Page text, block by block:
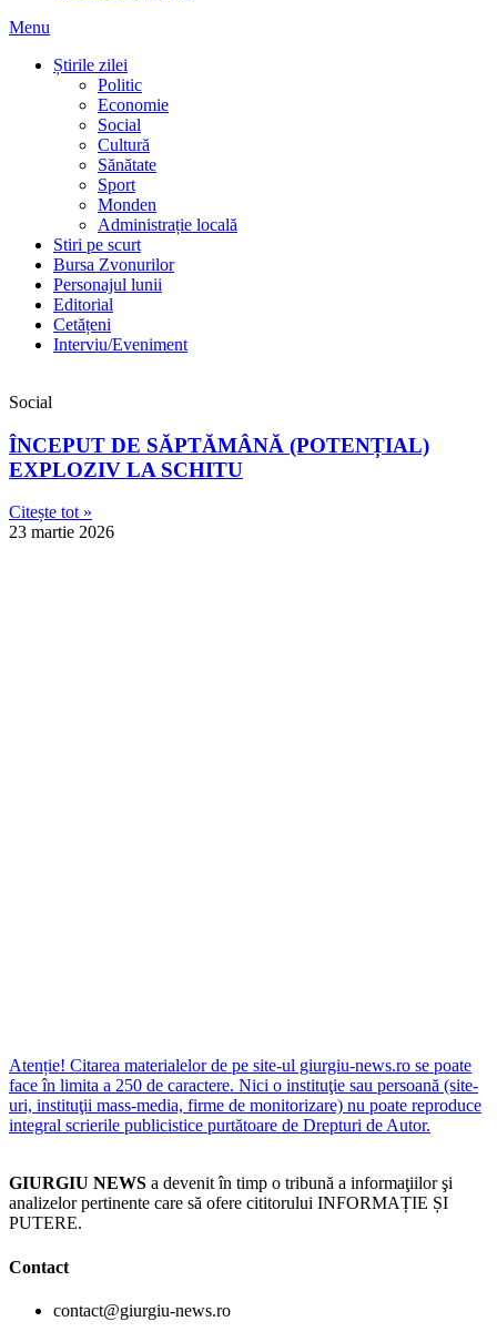
Menu
Știrile zilei
Politic
Economie
Social
Cultură
Sănătate
Sport
Monden
Administrație locală
Stiri pe scurt
Bursa Zvonurilor
Personajul lunii
Editorial
Cetățeni
Interviu/Eveniment
Social
ÎNCEPUT DE SĂPTĂMÂNĂ (POTENȚIAL)
EXPLOZIV LA SCHITU
Citește tot »
23 martie 2026
Atenție! Citarea materialelor de pe site-ul giurgiu-news.ro se poate
face în limita a 250 de caractere. Nici o instituţie sau persoană (site-
uri, instituţii mass-media, firme de monitorizare) nu poate reproduce
integral scrierile publicistice purtătoare de Drepturi de Autor.
GIURGIU NEWS a devenit în timp o tribună a informaţiilor şi
analizelor pertinente care să ofere cititorului INFORMAȚIE ȘI
PUTERE.
Contact
contact@giurgiu-news.ro